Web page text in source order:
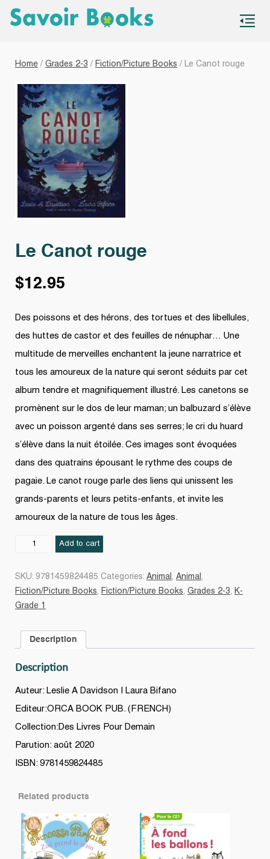
Home / Grades 2-3 / Fiction/Picture Books / Le Canot rouge
Le Canot rouge
$12.95
Des poissons et des hérons, des tortues et des libellules,
des huttes de castor et des feuilles de nénuphar… Une
multitude de merveilles enchantent la jeune narratrice et
tous les amoureux de la nature qui seront séduits par cet
album tendre et magnifiquement illustré. Les canetons se
promènent sur le dos de leur maman; un balbuzard s’élève
avec un poisson argenté dans ses serres; le cri du huard
s’élève dans la nuit étoilée. Ces images sont évoquées
dans des quatrains épousant le rythme des coups de
pagaie. Le canot rouge parle des liens qui unissent les
grands-parents et leurs petits-enfants, et invite les
amoureux de la nature de tous les âges.
Add to cart
SKU: 9781459824485 Categories: Animal , Animal ,
Fiction/Picture Books, Fiction/Picture Books, Grades 2-3, K-
Grade 1
Description
Description
Auteur: Leslie A Davidson | Laura Bifano
Editeur:ORCA BOOK PUB. (FRENCH)
Collection:Des Livres Pour Demain
Parution: août 2020
ISBN: 9781459824485
Related products